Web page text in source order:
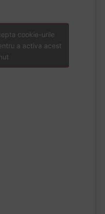
cookie-urile
a activa acest